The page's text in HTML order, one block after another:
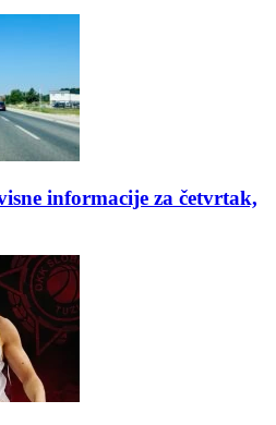
informacije za četvrtak,